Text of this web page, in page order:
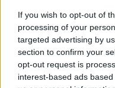
If you wish to opt-out of
processing of your
targeted advertising by
section to confirm your
opt-out request is
interest-based ads
Νορβηγία
Fourlis: Συμφωνία για την
Mall έναντι 49,35 εκατ. ευρώ